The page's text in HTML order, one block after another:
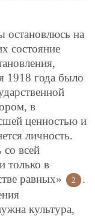
остановлюсь на
состояние
1918 года было
в
ценностью и
личность.
со всей
только в
равных»
2
.
культура,